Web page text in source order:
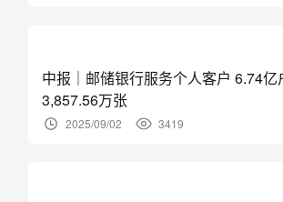
中报｜邮储银行服务个人客户 6.74亿
3,857.56万张
2025/09/02 3419